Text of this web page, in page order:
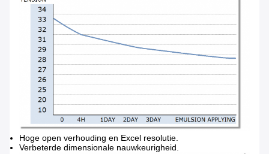
Hoge open verhouding en Excel resolutie.
Verbeterde dimensionale nauwkeurigheid.